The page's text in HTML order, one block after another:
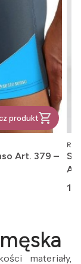
produkt
Art. 379 –
materiały,